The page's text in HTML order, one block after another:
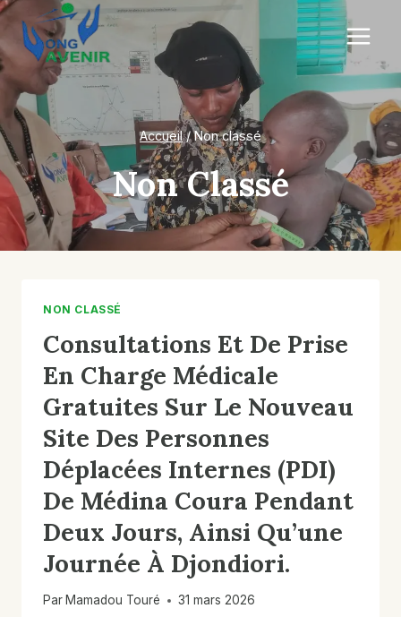
Aller
au
contenu
Accueil / Non classé
Non Classé
NON CLASSÉ
Consultations Et De Prise
En Charge Médicale
Gratuites Sur Le Nouveau
Site Des Personnes
Déplacées Internes (PDI)
De Médina Coura Pendant
Deux Jours, Ainsi Qu’une
Journée À Djondiori.
Par Mamadou Touré 31 mars 2026